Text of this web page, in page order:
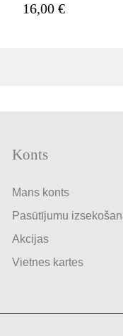
16,00 €
Konts
Mans konts
Pasūtījumu
Akcijas
Vietnes kartes